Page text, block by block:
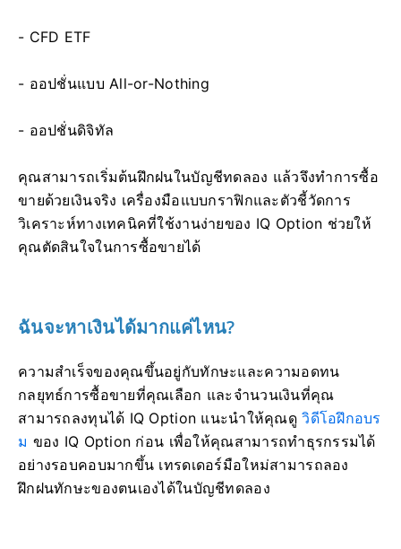
- CFD ETF
- ออปชั่นแบบ All-or-Nothing
- ออปชั่นดิจิทัล
คุณสามารถเริ่มต้นฝึกฝนในบัญชีทดลอง แล้วจึงทำการซื้อ
ขายด้วยเงินจริง เครื่องมือแบบกราฟิกและตัวชี้วัดการ
วิเคราะห์ทางเทคนิคที่ใช้งานง่ายของ IQ Option ช่วยให้
คุณตัดสินใจในการซื้อขายได้
ฉันจะหาเงินได้มากแค่ไหน?
ความสำเร็จของคุณขึ้นอยู่กับทักษะและความอดทน
กลยุทธ์การซื้อขายที่คุณเลือก และจำนวนเงินที่คุณ
สามารถลงทุนได้ IQ Option แนะนำให้คุณดูวิดีโอฝึกอบร
ม ของ IQ Option ก่อน เพื่อให้คุณสามารถทำธุรกรรมได้
อย่างรอบคอบมากขึ้น เทรดเดอร์มือใหม่สามารถลอง
ฝึกฝนทักษะของตนเองได้ในบัญชีทดลอง